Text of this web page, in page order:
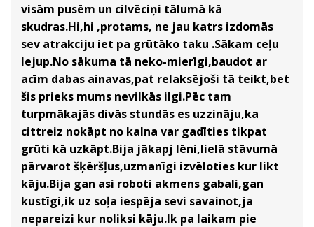
visām pusēm un cilvēciņi tālumā kā
skudras.Hi,hi ,protams, ne jau katrs izdomās
sev atrakciju iet pa grūtāko taku .Sākam ceļu
lejup.No sākuma tā neko-mierīgi,baudot ar
acīm dabas ainavas,pat relaksējoši tā teikt,bet
šis prieks mums nevilkās ilgi.Pēc tam
turpmākajās divās stundās es uzzināju,ka
cittreiz nokāpt no kalna var gadīties tikpat
grūti kā uzkāpt.Bija jākapj lēni,lielā stāvumā
pārvarot šķēršļus,uzmanīgi izvēloties kur likt
kāju.Bija gan asi roboti akmens gabali,gan
kustīgi,ik uz soļa iespēja sevi savainot,ja
nepareizi kur noliksi kāju.Ik pa laikam pie